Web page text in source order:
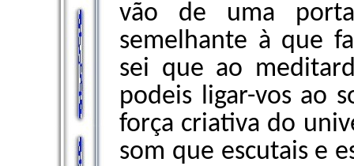
vão de uma
semelhante à que
sei que ao
podeis ligar-vos ao
força criativa do
som que escutais e